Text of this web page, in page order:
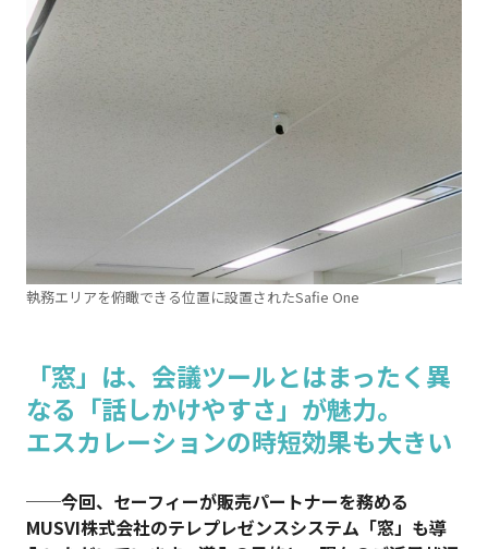
執務エリアを俯瞰できる位置に設置されたSafie One
「窓」は、会議ツールとはまったく異
なる「話しかけやすさ」が魅力。
エスカレーションの時短効果も大きい
──今回、セーフィーが販売パートナーを務める
MUSVI株式会社のテレプレゼンスシステム「窓」も導